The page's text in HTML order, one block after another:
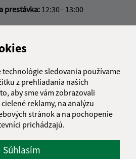
technológie sledovania používame
z prehliadania našich
aby sme vám zobrazovali
reklamy, na analýzu
stránok a na pochopenie
prichádzajú.
Súhlasím
prestávka: 12:30 - 13:00
Kontakt:
Lehota 225
Nitrianske Rudno
46 5455 350
00648566